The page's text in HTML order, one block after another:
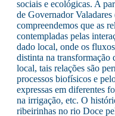
sociais e ecológicas. A
de Governador
compreendemos que as
contempladas pelas
dado local, onde os
distinta na transformação
local, tais relações são
processos biofísicos e
expressas em diferentes
na irrigação, etc. O
ribeirinhas no rio Doce